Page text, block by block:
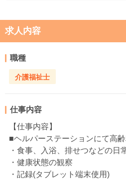
求人内容
職種
介護福祉士
仕事内容
【仕事内容】
■ヘルパーステーションにて高
・食事、入浴、排せつなどの日
・健康状態の観察
・記録(タブレット端末使用)